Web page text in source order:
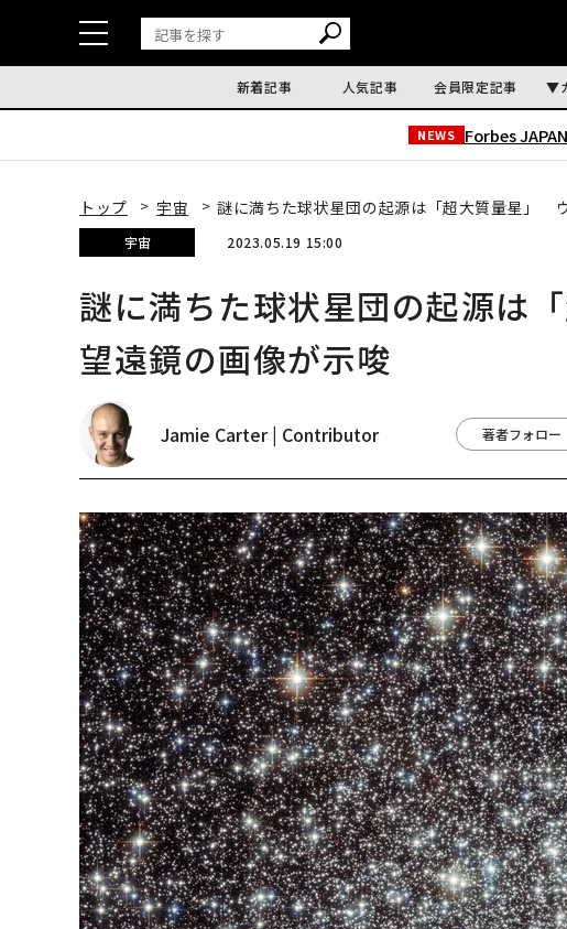
新着記事 人気記事 会員限定記事
NEWS Forbes
トップ 宇宙 謎に満ちた球状星団の起源は「超大質量星」
宇宙 2023.05.19 15:00
謎に満ちた球状星団の起源は
望遠鏡の画像が示唆
Jamie Carter | Contributor 著者フォロー